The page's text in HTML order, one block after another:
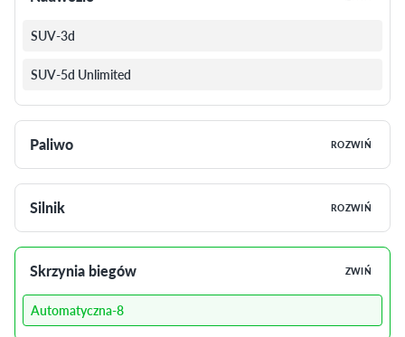
SUV-3d
SUV-5d Unlimited
Paliwo ROZWIŃ
Silnik ROZWIŃ
Skrzynia biegów ZWIŃ
Automatyczna-8